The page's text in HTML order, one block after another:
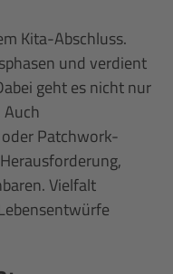
Kita-Abschluss.
und verdient
geht es nicht nur
Patchwork-
Vielfalt